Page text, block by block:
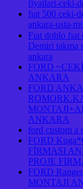
fiyatlari-ceki-
fıat 500 çeki-
ankara-usta-
Fıat doblo
Demiri takma
ankara
FORD
ANKARA
FORD
ANKARA
ford custom a
FORD
FİRMASI
PROJE
FORD
MONTAJI